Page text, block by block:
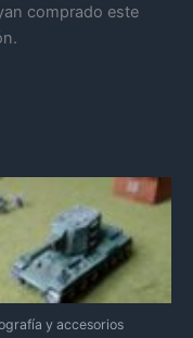
comprado este
y accesorios